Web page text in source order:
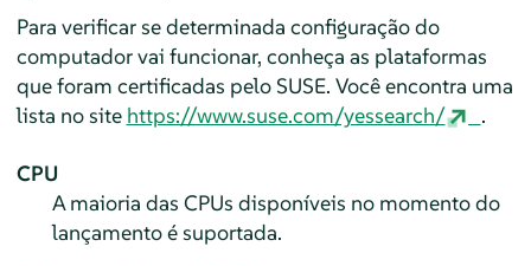
Para verificar se determinada configuração do
computador vai funcionar, conheça as plataformas
que foram certificadas pelo SUSE. Você encontra uma
lista no site https://www.suse.com/yessearch/ .
CPU
A maioria das CPUs disponíveis no momento do
lançamento é suportada.